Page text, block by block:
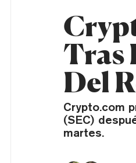
Tras
Del
Crypto.com
(SEC)
martes.